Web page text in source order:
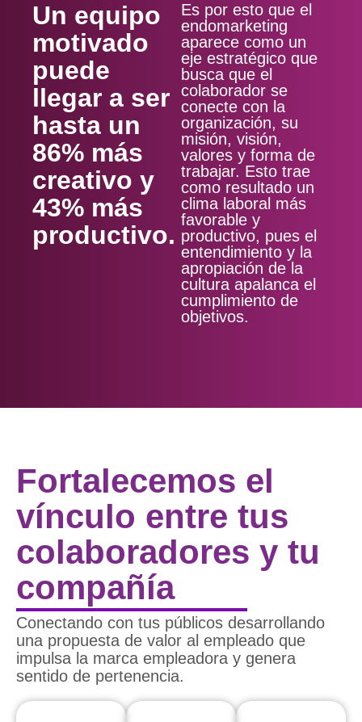
Un equipo
motivado
puede
llegar a ser
hasta un
86% más
creativo y
43% más
productivo.
Es por esto que el
endomarketing
aparece como un
eje estratégico que
busca que el
colaborador se
conecte con la
organización, su
misión, visión,
valores y forma de
trabajar. Esto trae
como resultado un
clima laboral más
favorable y
productivo, pues el
entendimiento y la
apropiación de la
cultura apalanca el
cumplimiento de
objetivos.
Fortalecemos el
vínculo entre tus
colaboradores y tu
compañía
Conectando con tus públicos desarrollando
una propuesta de valor al empleado que
impulsa la marca empleadora y genera
sentido de pertenencia.